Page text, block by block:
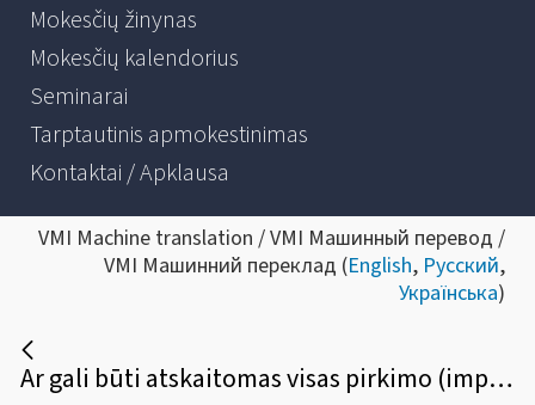
Mokesčių žinynas
Mokesčių kalendorius
Seminarai
Tarptautinis apmokestinimas
Kontaktai / Apklausa
VMI Machine translation / VMI Машинный перевод /
VMI Машинний переклад (English, Русский,
Українська)
Ar gali būti atskaitomas visas pirkimo (importo) PVM įsigytų prekių (paslaugų), skirtų prekių tiekimui (paslaugų teikimui) apmokestinamų PVM, taikant ne tik standartinį bet ir lengvatinį ar 0 proc. dydžio PVM tarifą?